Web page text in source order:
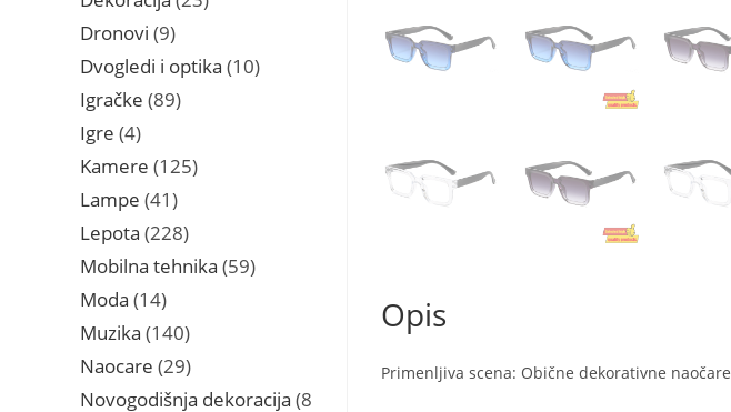
Opis
Primenljiva scena: Obične dekorativne naočare
Dronovi 99
proizvoda
Dvogledi i optika 1010
Igračke 8989
Igre 44
proizvoda
Kamere 125125
Lampe 41 41
proizvod
Lepota 228228
proizvoda
Mobilna tehnika 5959
Moda 1414
proizvoda
Muzika 140140
proizvoda
Naocare 2929
proizvoda
Novogodišnja dekoracija 8